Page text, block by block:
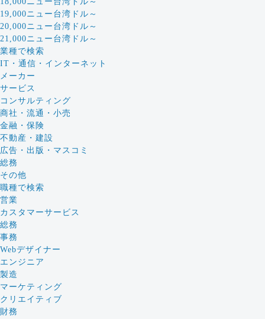
19,000ニュー台湾ドル～
20,000ニュー台湾ドル～
21,000ニュー台湾ドル～
業種で検索
IT・通信・インターネット
メーカー
サービス
コンサルティング
商社・流通・小売
金融・保険
不動産・建設
広告・出版・マスコミ
総務
その他
職種で検索
営業
カスタマーサービス
総務
事務
Webデザイナー
エンジニア
製造
マーケティング
クリエイティブ
財務